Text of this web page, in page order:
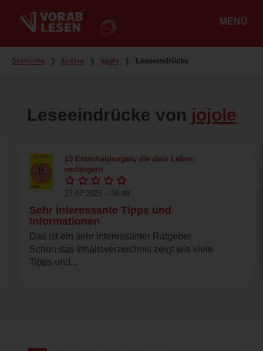
MENÜ
Du bist hier
Startseite ❭ Nutzer ❭ jojole ❭ Leseeindrücke
Leseeindrücke von jojole
15 Entscheidungen, die dein Leben
verlängern
27.07.2026 – 16:49
Sehr interessante Tipps und
Informationen
Das ist ein sehr interessanter Ratgeber.
Schon das Inhaltsverzeichnis zeigt wie viele
Tipps und...